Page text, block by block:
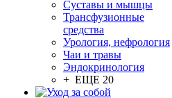
Суставы и мышцы
Трансфузионные
средства
Урология, нефрология
Чаи и травы
Эндокринология
+ ЕЩЕ 20